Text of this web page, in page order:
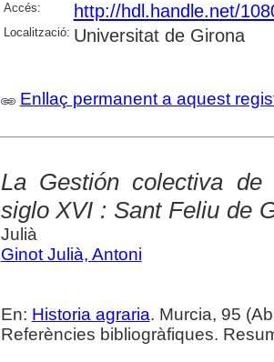
Accés: http://hdl.handle.net/
Localització: Universitat de Girona
Enllaç permanent a aquest
La Gestión colectiva
siglo XVI : Sant Feliu de
Julià
Ginot Julià, Antoni
En: Historia agraria. Murcia, 95
Referències bibliogràfiques.